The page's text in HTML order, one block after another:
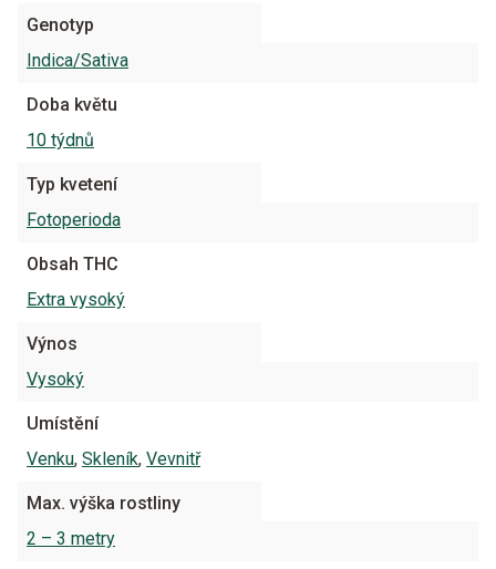
Genotyp
Indica/Sativa
Doba květu
10 týdnů
Typ kvetení
Fotoperioda
Obsah THC
Extra vysoký
Výnos
Vysoký
Umístění
Venku, Skleník, Vevnitř
Max. výška rostliny
2 – 3 metry